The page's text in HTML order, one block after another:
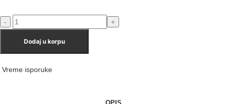
Dodaj u korpu
Vreme isporuke